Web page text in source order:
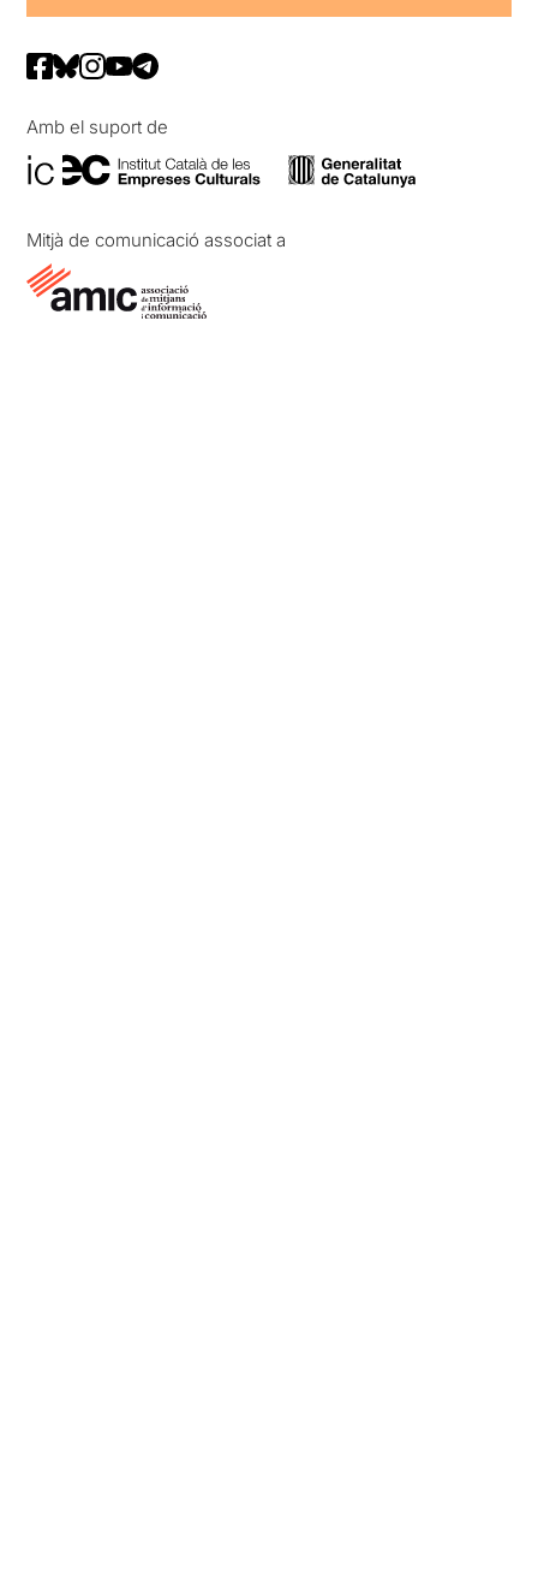
Amb el suport de
Mitjà de comunicació associat a